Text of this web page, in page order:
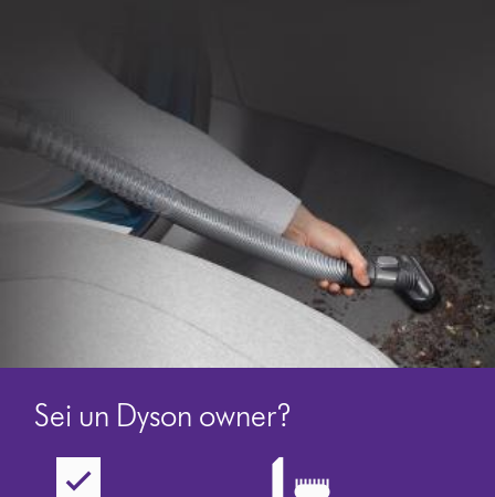
Sei un Dyson owner?